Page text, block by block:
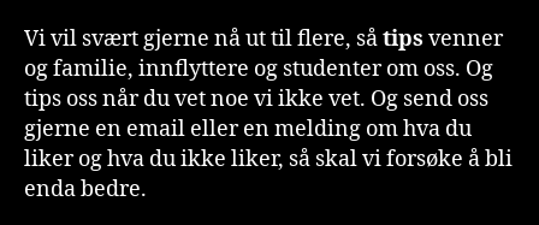
Vi vil svært gjerne nå ut til flere, såtips venner
og familie, innflyttere og studenter om oss. Og
tips oss når du vet noe vi ikke vet. Og send oss
gjerne en email eller en melding om hva du
liker og hva du ikke liker, så skal vi forsøke å bli
enda bedre.